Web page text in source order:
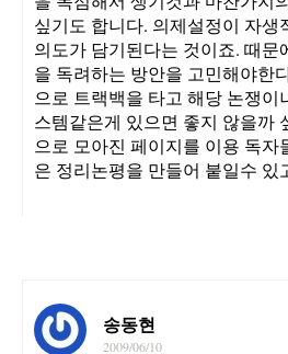
싶기도 합니다. 의제설정이 자생
의도가 담기된다는 것이죠. 때문
을 독려하는 방안을 고민해야한
으로 트랙백을 타고 해당 논쟁이
스템같은게 있으면 좋지 않을까
으로 모아진 페이지를 이용 독자
은 정리논평을 만들어 붙일수 있
송동현
2009/06/10